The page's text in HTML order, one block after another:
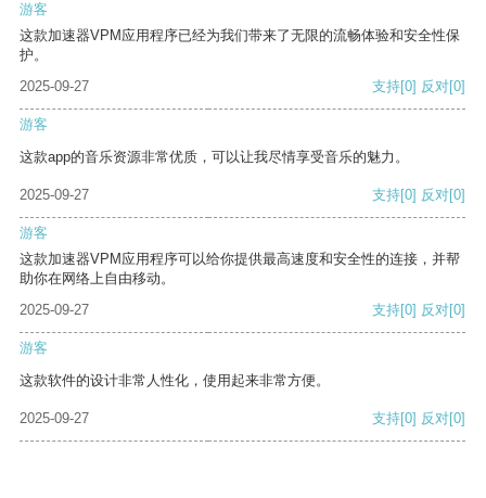
游客
这款加速器VPM应用程序已经为我们带来了无限的流畅体验和安全性保
护。
2025-09-27
支持[0] 反对[0]
游客
这款app的音乐资源非常优质，可以让我尽情享受音乐的魅力。
2025-09-27 支持[0] 反对[0]
游客
这款加速器VPM应用程序可以给你提供最高速度和安全性的连接，并帮
助你在网络上自由移动。
2025-09-27
支持[0] 反对[0]
游客
这款软件的设计非常人性化，使用起来非常方便。
2025-09-27 支持[0] 反对[0]